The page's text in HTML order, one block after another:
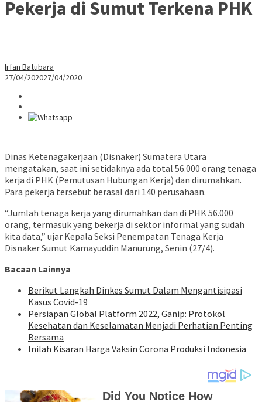
Pekerja di Sumut Terkena PHK
Irfan Batubara
27/04/202027/04/2020
Dinas Ketenagakerjaan (Disnaker) Sumatera Utara
mengatakan, saat ini setidaknya ada total 56.000 orang tenaga
kerja di PHK (Pemutusan Hubungan Kerja) dan dirumahkan.
Para pekerja tersebut berasal dari 140 perusahaan.
“Jumlah tenaga kerja yang dirumahkan dan di PHK 56.000
orang, termasuk yang bekerja di sektor informal yang sudah
kita data,” ujar Kepala Seksi Penempatan Tenaga Kerja
Disnaker Sumut Kamayuddin Manurung, Senin (27/4).
Bacaan Lainnya
Berikut Langkah Dinkes Sumut Dalam Mengantisipasi
Kasus Covid-19
Persiapan Global Platform 2022, Ganip: Protokol
Kesehatan dan Keselamatan Menjadi Perhatian Penting
Bersama
Inilah Kisaran Harga Vaksin Corona Produksi Indonesia